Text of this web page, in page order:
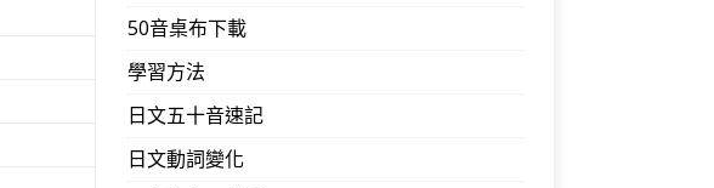
50音桌布下載
學習方法
日文五十音速記
日文動詞變化